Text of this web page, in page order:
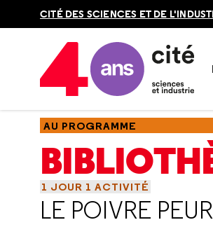
CITÉ DES SCIENCES ET DE
Accueil Au programme
AU PROGRAMME
1 JOUR 1 ACTIVITÉ
LE POIVRE